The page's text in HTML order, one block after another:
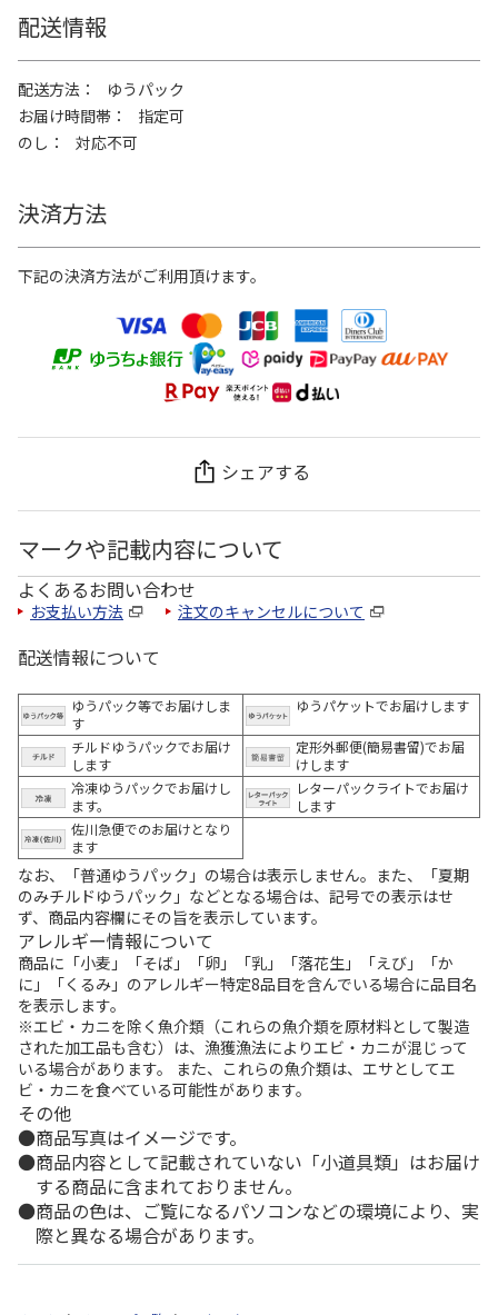
配送情報
配送方法
ゆうパック
お届け時間帯
指定可
のし
対応不可
決済方法
下記の決済方法がご利用頂けます。
シェアする
マークや記載内容について
よくあるお問い合わせ
お支払い方法 注文のキャンセルについて
配送情報について
ゆうパック等でお届けしま
す
ゆうパケットでお届けします
チルドゆうパックでお届け
します
定形外郵便(簡易書留)でお届
けします
冷凍ゆうパックでお届けし
ます。
レターパックライトでお届け
します
佐川急便でのお届けとなり
ます
なお、「普通ゆうパック」の場合は表示しません。また、「夏期
のみチルドゆうパック」などとなる場合は、記号での表示はせ
ず、商品内容欄にその旨を表示しています。
アレルギー情報について
商品に「小麦」「そば」「卵」「乳」「落花生」「えび」「か
に」「くるみ」のアレルギー特定8品目を含んでいる場合に品目名
を表示します。
※エビ・カニを除く魚介類（これらの魚介類を原材料として製造
された加工品も含む）は、漁獲漁法によりエビ・カニが混じって
いる場合があります。 また、これらの魚介類は、エサとしてエ
ビ・カニを食べている可能性があります。
その他
商品写真はイメージです。
商品内容として記載されていない「小道具類」はお届け
する商品に含まれておりません。
商品の色は、ご覧になるパソコンなどの環境により、実
際と異なる場合があります。